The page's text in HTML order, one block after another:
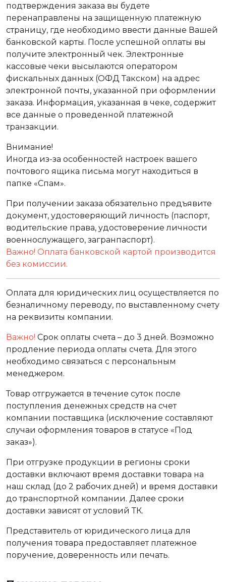
подтверждения заказа вы будете
перенаправлены на защищенную платежную
страницу, где необходимо ввести данные Вашей
банковской карты. После успешной оплаты вы
получите электронный чек. Электронные
кассовые чеки высылаются оператором
фискальных данных (ОФД Такском) на адрес
электронной почты, указанной при оформлении
заказа. Информация, указанная в чеке, содержит
все данные о проведенной платежной
транзакции.
Внимание!
Иногда из-за особенностей настроек вашего
почтового ящика письма могут находиться в
папке «Спам».
При получении заказа обязательно предъявите
документ, удостоверяющий личность (паспорт,
водительские права, удостоверение личности
военнослужащего, загранпаспорт).
Важно! Оплата банковской картой производится
без комиссии.
Оплата для юридических лиц осуществляется по
безналичному переводу, по выставленному счету
на реквизиты компании.
Важно! Срок оплаты счета – до 3 дней. Возможно
продление периода оплаты счета. Для этого
необходимо связаться с персональным
менеджером.
Товар отгружается в течение суток после
поступления денежных средств на счет
компании поставщика (исключение составляют
случаи оформления товаров в статусе «Под
заказ»).
При отгрузке продукции в регионы сроки
доставки включают время доставки товара на
наш склад (до 2 рабочих дней) и время доставки
до транспортной компании. Далее сроки
доставки зависят от условий ТК.
Представитель от юридического лица для
получения товара предоставляет платежное
поручение, доверенность или печать.